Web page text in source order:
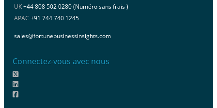
UK+44 808 502 0280 (Numéro sans frais )
APAC +91 744 740 1245
sales@fortunebusinessinsights.com
Connectez-vous avec nous